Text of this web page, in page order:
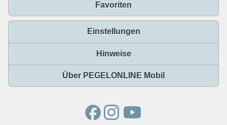
Favoriten
Einstellungen
Hinweise
Über PEGELONLINE Mobil